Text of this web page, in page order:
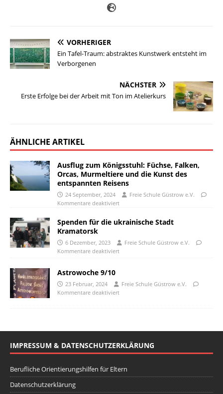
VORHERIGER
Ein Tafel-Traum: abstraktes Kunstwerk entsteht im
Verborgenen
NÄCHSTER
Erste Erfolge bei der Arbeit mit Ton im Atelierkurs
ÄHNLICHE ARTIKEL
Ausflug zum Königsstuhl: Füchse, Falken,
Orcas, Murmeltiere und die Kunst des
entspannten Reisens
24 September, 2024
Freie Schule Güstrow e.V.
Kommentare deaktiviert
Spenden für die ukrainische Stadt
Kramatorsk
6 Dezember, 2023
Freie Schule Güstrow e.V.
Kommentare deaktiviert
Astrowoche 9/10
23 Februar, 2024
Freie Schule Güstrow e.V.
Kommentare deaktiviert
IMPRESSUM & DATENSCHUTZERKLÄRUNG
Berufliche Orientierungshilfen für Eltern
Datenschutzerklärung